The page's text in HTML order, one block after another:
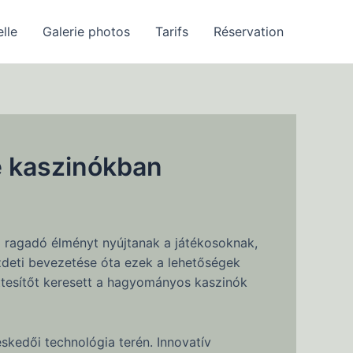
Galerie photos Tarifs Réservation
kaszinókban
élményt nyújtanak a játékosoknak,
bevezetése óta ezek a lehetőségek
keresett a hagyományos kaszinók
technológia terén. Innovatív